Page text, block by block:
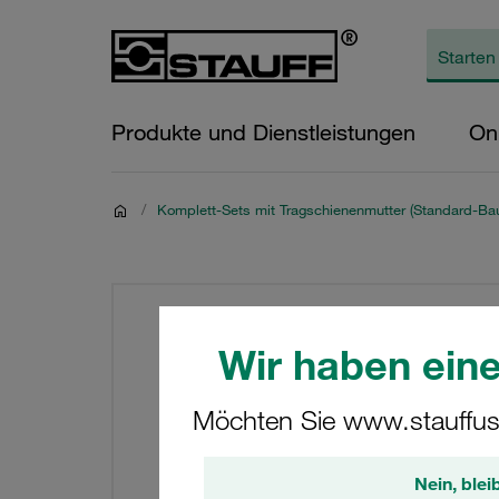
Wir haben
Möchten Sie
Nein,
Produkte und Dienstleistungen
/ Komplett-Sets mit Tragschienenmutter (Standard-